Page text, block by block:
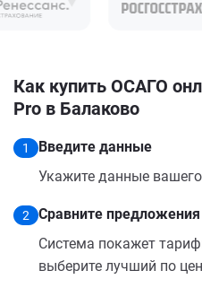
Как купить ОСАГО
Pro в Балаково
1
Введите данные
Укажите данные
2
Сравните предложения
Система покажет
выберите лучший по